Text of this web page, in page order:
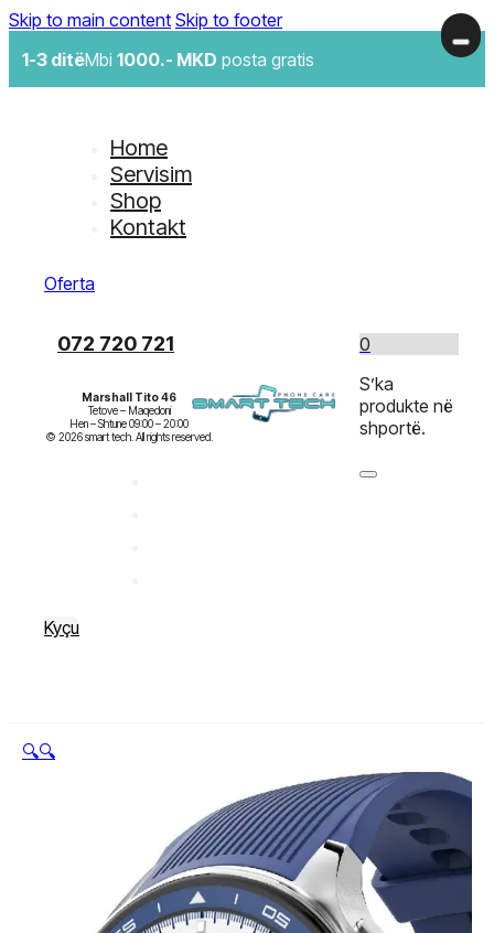
Skip to main content Skip to footer
1-3 ditëMbi 1000.- MKD posta gratis
Home
Servisim
Shop
Kontakt
Oferta
072 720 721
Marshall Tito 46
Tetove – Maqedoni
Hen – Shtune 09:00 – 20:00
Kyçu
0
S’ka
produkte në
shportë.
🔍🔍